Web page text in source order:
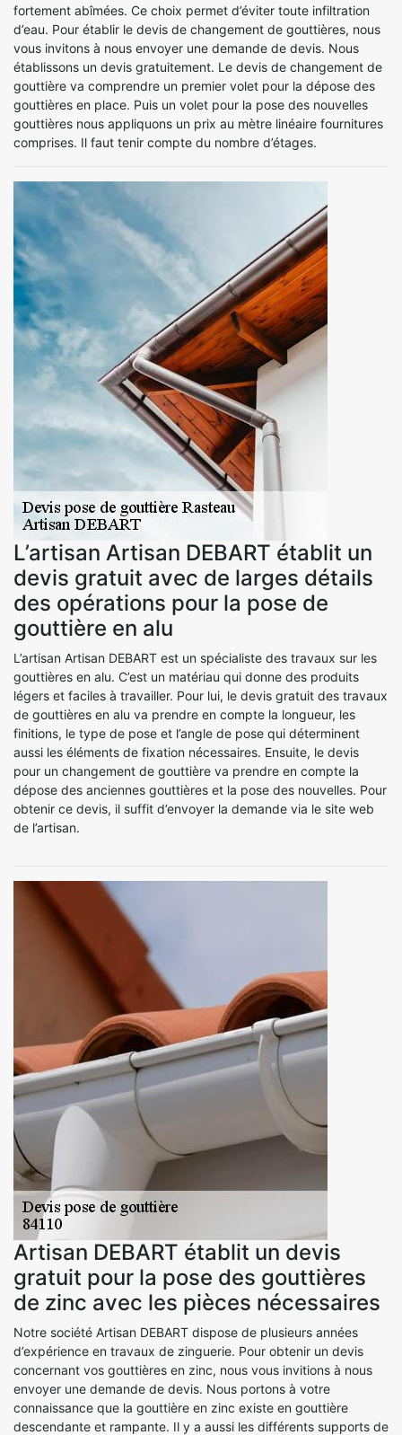
fortement abîmées. Ce choix permet d’éviter toute infiltration
d’eau. Pour établir le devis de changement de gouttières, nous
vous invitons à nous envoyer une demande de devis. Nous
établissons un devis gratuitement. Le devis de changement de
gouttière va comprendre un premier volet pour la dépose des
gouttières en place. Puis un volet pour la pose des nouvelles
gouttières nous appliquons un prix au mètre linéaire fournitures
comprises. Il faut tenir compte du nombre d’étages.
L’artisan Artisan DEBART établit un
devis gratuit avec de larges détails
des opérations pour la pose de
gouttière en alu
L’artisan Artisan DEBART est un spécialiste des travaux sur les
gouttières en alu. C’est un matériau qui donne des produits
légers et faciles à travailler. Pour lui, le devis gratuit des travaux
de gouttières en alu va prendre en compte la longueur, les
finitions, le type de pose et l’angle de pose qui déterminent
aussi les éléments de fixation nécessaires. Ensuite, le devis
pour un changement de gouttière va prendre en compte la
dépose des anciennes gouttières et la pose des nouvelles. Pour
obtenir ce devis, il suffit d’envoyer la demande via le site web
de l’artisan.
Artisan DEBART établit un devis
gratuit pour la pose des gouttières
de zinc avec les pièces nécessaires
Notre société Artisan DEBART dispose de plusieurs années
d’expérience en travaux de zinguerie. Pour obtenir un devis
concernant vos gouttières en zinc, nous vous invitions à nous
envoyer une demande de devis. Nous portons à votre
connaissance que la gouttière en zinc existe en gouttière
descendante et rampante. Il y a aussi les différents supports de